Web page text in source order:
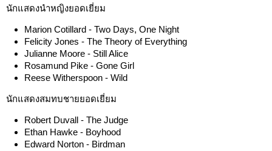
นักแสดงนำหญิงยอดเยี่ยม
Marion Cotillard - Two Days, One Night
Felicity Jones - The Theory of Everything
Julianne Moore - Still Alice
Rosamund Pike - Gone Girl
Reese Witherspoon - Wild
นักแสดงสมทบชายยอดเยี่ยม
Robert Duvall - The Judge
Ethan Hawke - Boyhood
Edward Norton - Birdman